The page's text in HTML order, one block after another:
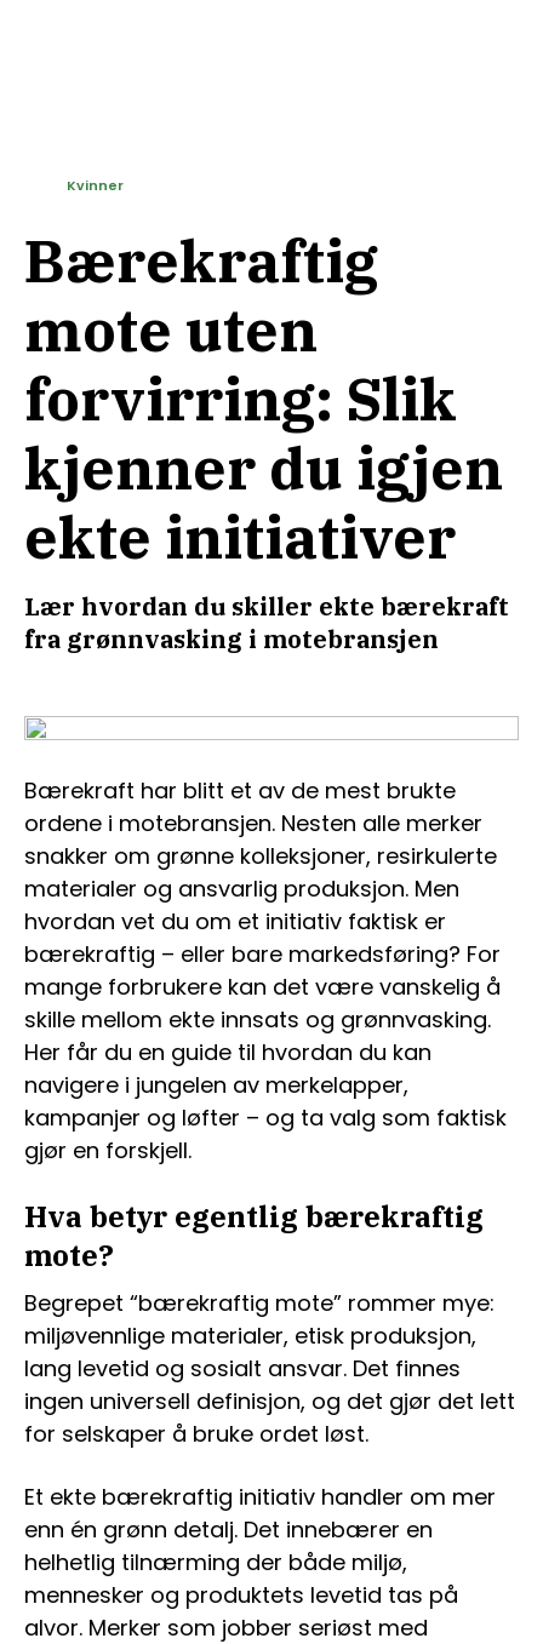
Bærekraftig
mote uten
forvirring: Slik
kjenner du igjen
ekte initiativer
Lær hvordan du skiller ekte bærekraft
fra grønnvasking i motebransjen
Kvinner
Bærekraft har blitt et av de mest brukte
ordene i motebransjen. Nesten alle merker
snakker om grønne kolleksjoner, resirkulerte
materialer og ansvarlig produksjon. Men
hvordan vet du om et initiativ faktisk er
bærekraftig – eller bare markedsføring? For
mange forbrukere kan det være vanskelig å
skille mellom ekte innsats og grønnvasking.
Her får du en guide til hvordan du kan
navigere i jungelen av merkelapper,
kampanjer og løfter – og ta valg som faktisk
gjør en forskjell.
Hva betyr egentlig bærekraftig
mote?
Begrepet “bærekraftig mote” rommer mye:
miljøvennlige materialer, etisk produksjon,
lang levetid og sosialt ansvar. Det finnes
ingen universell definisjon, og det gjør det lett
for selskaper å bruke ordet løst.
Et ekte bærekraftig initiativ handler om mer
enn én grønn detalj. Det innebærer en
helhetlig tilnærming der både miljø,
mennesker og produktets levetid tas på
alvor. Merker som jobber seriøst med